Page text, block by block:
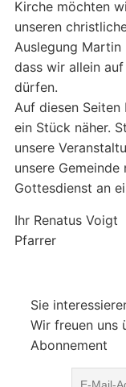
Kirche möchten
unseren
Auslegung Martin
dass wir allein
dürfen.
Auf diesen Seiten
ein Stück näher.
unsere
unsere
Gottesdienst an
Ihr Renatus Voigt
Pfarrer
Sie
Wir freuen uns
Abonnement